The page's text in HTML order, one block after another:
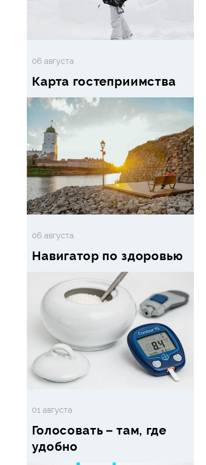
06 августа
Карта гостеприимства
06 августа
Навигатор по здоровью
01 августа
Голосовать – там, где
удобно